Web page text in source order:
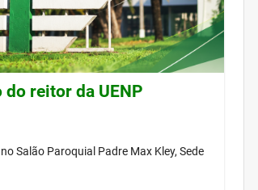
reitor da UENP
Salão Paroquial Padre Max Kley, Sede